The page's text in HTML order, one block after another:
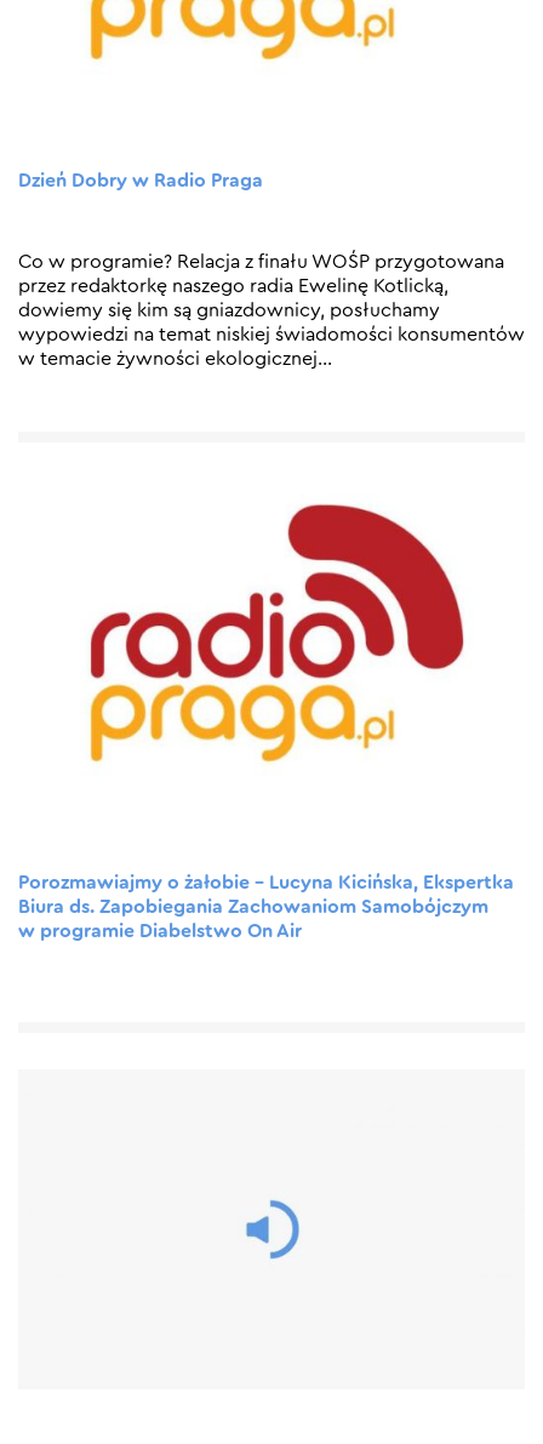
Dzień Dobry w Radio Praga
Co w programie? Relacja z finału WOŚP przygotowana
przez redaktorkę naszego radia Ewelinę Kotlicką,
dowiemy się kim są gniazdownicy, posłuchamy
wypowiedzi na temat niskiej świadomości konsumentów
w temacie żywności ekologicznej…
Porozmawiajmy o żałobie – Lucyna Kicińska, Ekspertka
Biura ds. Zapobiegania Zachowaniom Samobójczym
w programie Diabelstwo On Air